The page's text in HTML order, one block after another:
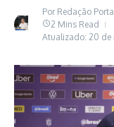
Por Redação
2 Mins Read
Atualizado: 20 de